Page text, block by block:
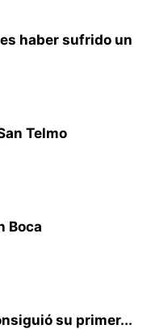
haber sufrido un
Telmo
Boca
su primer...